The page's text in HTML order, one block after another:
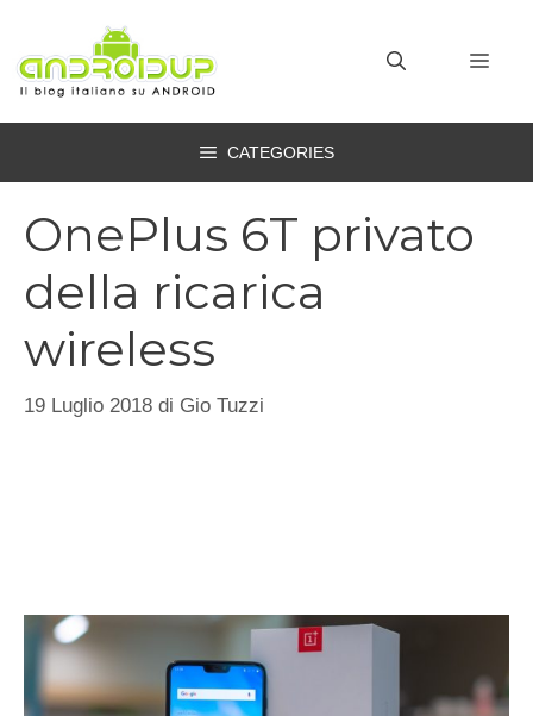
contenuto
CATEGORIES
OnePlus 6T privato
della ricarica
wireless
19 Luglio 2018 di Gio Tuzzi